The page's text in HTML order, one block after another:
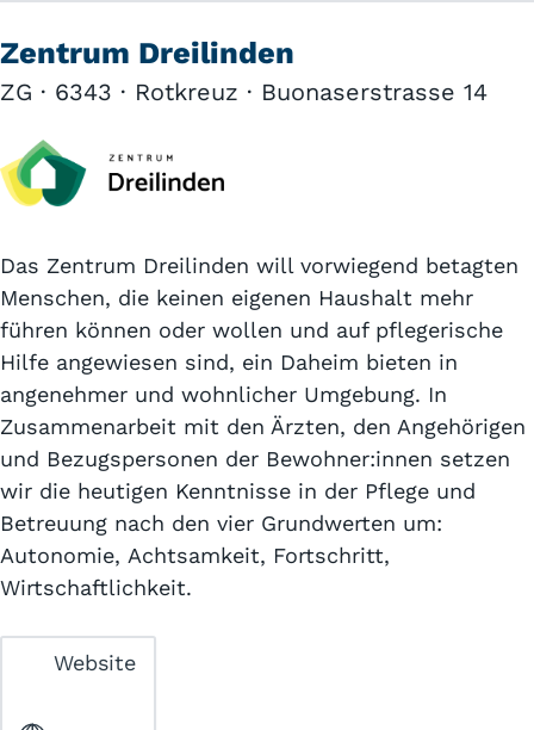
Zentrum Dreilinden
ZG · 6343 · Rotkreuz · Buonaserstrasse 14
Das Zentrum Dreilinden will vorwiegend betagten
Menschen, die keinen eigenen Haushalt mehr
führen können oder wollen und auf pflegerische
Hilfe angewiesen sind, ein Daheim bieten in
angenehmer und wohnlicher Umgebung. In
Zusammenarbeit mit den Ärzten, den Angehörigen
und Bezugspersonen der Bewohner:innen setzen
wir die heutigen Kenntnisse in der Pflege und
Betreuung nach den vier Grundwerten um:
Autonomie, Achtsamkeit, Fortschritt,
Wirtschaftlichkeit.
Website